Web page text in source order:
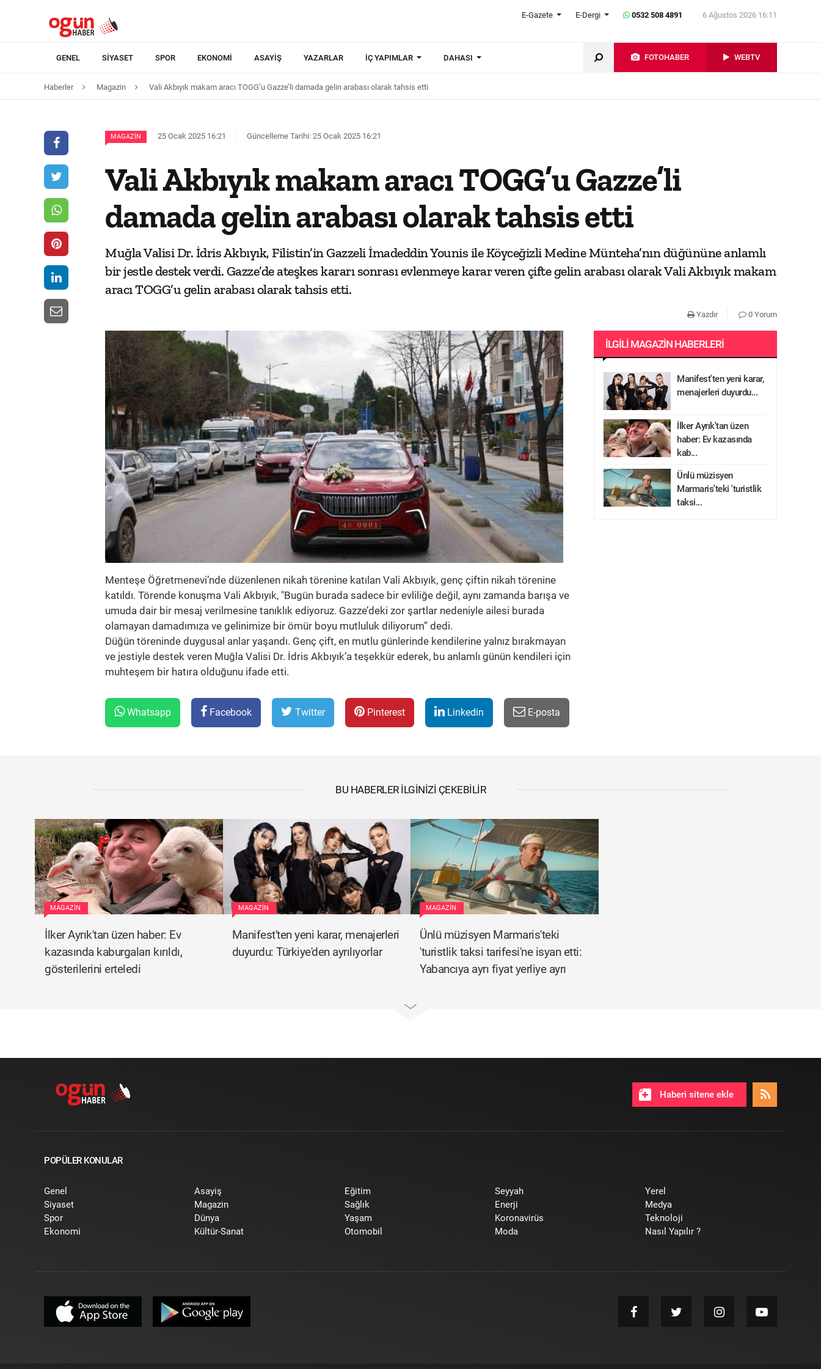
E-Gazete E-Dergi 0532 508 4891 6 Ağustos 2026 16:11
GENEL SIYASET SPOR EKONOMI ASAYIŞ YAZARLAR İÇ YAPIMLAR DAHASI FOTOHABER WEBTV
Haberler Magazin Vali Akbıyık makam aracı TOGG’u Gazze’li damada gelin arabası olarak tahsis etti
MAGAZIN 25 Ocak 2025 16:21 Güncelleme Tarihi: 25 Ocak 2025 16:21
Vali Akbıyık makam aracı TOGG’u Gazze’li
damada gelin arabası olarak tahsis etti
Muğla Valisi Dr. İdris Akbıyık, Filistin’in Gazzeli İmadeddin Younis ile Köyceğizli Medine Münteha’nın düğününe anlamlı
bir jestle destek verdi. Gazze’de ateşkes kararı sonrası evlenmeye karar veren çifte gelin arabası olarak Vali Akbıyık makam
aracı TOGG’u gelin arabası olarak tahsis etti.
Yazdır 0 Yorum
Menteşe Öğretmenevi’nde düzenlenen nikah törenine katılan Vali Akbıyık, genç çiftin nikah törenine
katıldı. Törende konuşma Vali Akbıyık, "Bugün burada sadece bir evliliğe değil, aynı zamanda barışa ve
umuda dair bir mesaj verilmesine tanıklık ediyoruz. Gazze’deki zor şartlar nedeniyle ailesi burada
olamayan damadımıza ve gelinimize bir ömür boyu mutluluk diliyorum” dedi.
Düğün töreninde duygusal anlar yaşandı. Genç çift, en mutlu günlerinde kendilerine yalnız bırakmayan
ve jestiyle destek veren Muğla Valisi Dr. İdris Akbıyık’a teşekkür ederek, bu anlamlı günün kendileri için
muhteşem bir hatıra olduğunu ifade etti.
Whatsapp Facebook Twitter Pinterest Linkedin E-posta
İLGILI MAGAZIN HABERLERI
Manifest'ten yeni karar,
menajerleri duyurdu...
İlker Ayrık'tan üzen
haber: Ev kazasında
kab...
Ünlü müzisyen
Marmaris'teki 'turistlik
taksi...
BU HABERLER İLGINIZI ÇEKEBILIR
MAGAZIN
İlker Ayrık'tan üzen haber: Ev
kazasında kaburgaları kırıldı,
gösterilerini erteledi
MAGAZIN
Manifest'ten yeni karar, menajerleri
duyurdu: Türkiye'den ayrılıyorlar
MAGAZIN
Ünlü müzisyen Marmaris'teki
'turistlik taksi tarifesi'ne isyan etti:
Yabancıya ayrı fiyat yerliye ayrı
Haberi sitene ekle
POPÜLER KONULAR
Genel
Siyaset
Spor
Ekonomi
Asayiş
Magazin
Dünya
Kültür-Sanat
Eğitim
Sağlık
Yaşam
Otomobil
Seyyah
Enerji
Koronavirüs
Moda
Yerel
Medya
Teknoloji
Nasıl Yapılır ?